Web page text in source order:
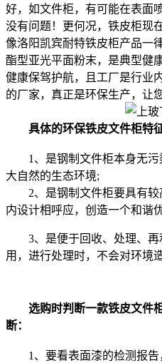
好，如文件柜，有可能在表面
没有问题！更何况，铁皮柜现
像洛阳凯宾耐特铁皮柜产品一
酯型亚光平面粉末，是典型健
健康保驾护航，且工厂是行业
的厂家，真正是环保生产，让
具体的环保铁皮文件柜特征
1、是钢制文件柜本身无污
大自然的生态环境;
2、是钢制文件柜要具有较
内设计相呼应，创造一个和谐
3、是便于回收、处理、再
用，进行处理时，不会对环境
选购时判断一款铁皮文件柜
断：
1、要看表面漆的检测报告